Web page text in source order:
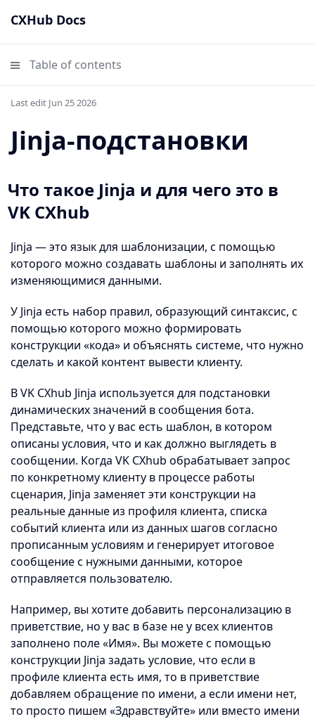
CXHub Docs
Table of contents
Last edit Jun 25 2026
Jinja-подстановки
Что такое Jinja и для чего это в
VK CXhub
Jinja — это язык для шаблонизации, с помощью
которого можно создавать шаблоны и заполнять их
изменяющимися данными.
У Jinja есть набор правил, образующий синтаксис, с
помощью которого можно формировать
конструкции «кода» и объяснять системе, что нужно
сделать и какой контент вывести клиенту.
В VK CXhub Jinja используется для подстановки
динамических значений в сообщения бота.
Представьте, что у вас есть шаблон, в котором
описаны условия, что и как должно выглядеть в
сообщении. Когда VK CXhub обрабатывает запрос
по конкретному клиенту в процессе работы
сценария, Jinja заменяет эти конструкции на
реальные данные из профиля клиента, списка
событий клиента или из данных шагов согласно
прописанным условиям и генерирует итоговое
сообщение с нужными данными, которое
отправляется пользователю.
Например, вы хотите добавить персонализацию в
приветствие, но у вас в базе не у всех клиентов
заполнено поле «Имя». Вы можете с помощью
конструкции Jinja задать условие, что если в
профиле клиента есть имя, то в приветствие
добавляем обращение по имени, а если имени нет,
то просто пишем «Здравствуйте» или вместо имени